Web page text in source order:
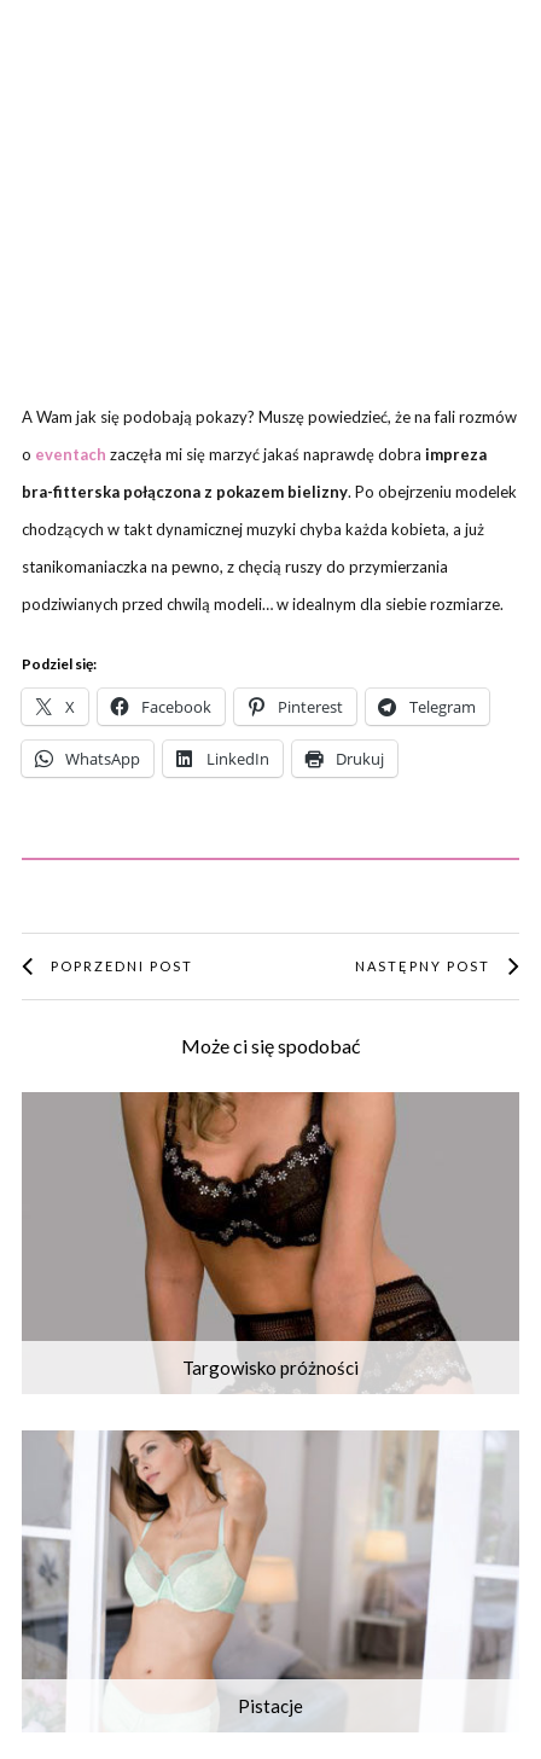
A Wam jak się podobają pokazy? Muszę powiedzieć, że na fali rozmów
o eventach zaczęła mi się marzyć jakaś naprawdę dobra impreza
bra-fitterska połączona z pokazem bielizny. Po obejrzeniu modelek
chodzących w takt dynamicznej muzyki chyba każda kobieta, a już
stanikomaniaczka na pewno, z chęcią ruszy do przymierzania
podziwianych przed chwilą modeli… w idealnym dla siebie rozmiarze.
Podziel się:
X Facebook Pinterest Telegram
WhatsApp LinkedIn Drukuj
POPRZEDNI POST NASTĘPNY POST
Może ci się spodobać
Targowisko próżności
Pistacje